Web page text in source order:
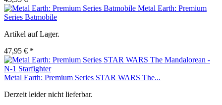
Metal Earth: Premium
Series Batmobile
Artikel auf Lager.
47,95 € *
Metal Earth: Premium Series STAR WARS The...
Derzeit leider nicht lieferbar.